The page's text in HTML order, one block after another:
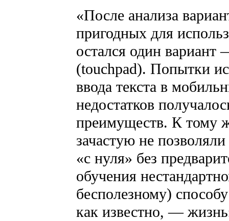
«После анализа
пригодных для
остался один вариант
(touchpad). Попытки
ввода текста в
недостатков
преимуществ. К тому
зачастую не
«с нуля» без
обучения
бесполезному)
как известно, —